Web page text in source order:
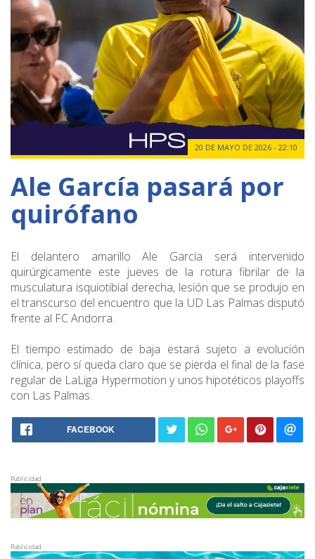
20 DE MAYO DE 2026 - 22:10
Ale García pasará por
quirófano
El delantero amarillo Ale García será intervenido
quirúrgicamente este jueves de la rotura fibrilar de la
musculatura isquiotibial derecha, lesión que se produjo en
el transcurso del encuentro que la UD Las Palmas disputó
frente al FC Andorra.
El tiempo estimado de baja estará sujeto a evolución
clínica, pero sí queda claro que se pierda el final de la fase
regular de LaLiga Hypermotion y unos hipotéticos playoffs
con Las Palmas.
FACEBOOK
Publicidad
Publicidad